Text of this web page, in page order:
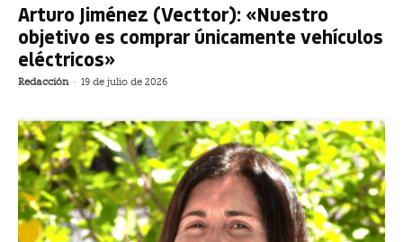
Arturo Jiménez (Vecttor): «Nuestro
objetivo es comprar únicamente vehículos
eléctricos»
Redacción - 19 de julio de 2026